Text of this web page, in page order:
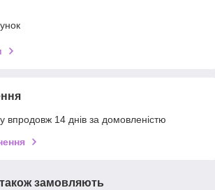
впродовж 14 днів за домовленістю
замовляють